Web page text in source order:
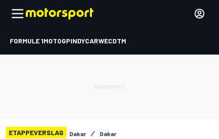
FORMULE 1MOTOGPINDYCARWECDTM
ETAPPEVERSLAG Dakar Dakar